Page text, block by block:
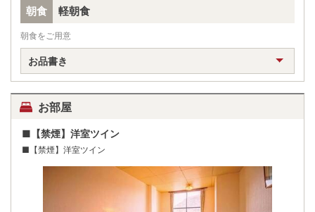
朝食 軽朝食
朝食をご用意
お品書き
お部屋
■【禁煙】洋室ツイン
■【禁煙】洋室ツイン